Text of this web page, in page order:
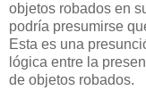
objetos robados en
podría presumirse
Esta es una
lógica entre la
de objetos robados.